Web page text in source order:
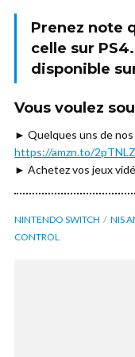
Prenez note
celle sur PS4
disponible
Vous voulez
► Quelques uns de
https://amzn.to/
► Achetez vos jeux
NINTENDO SWITCH NIS
CONTROL